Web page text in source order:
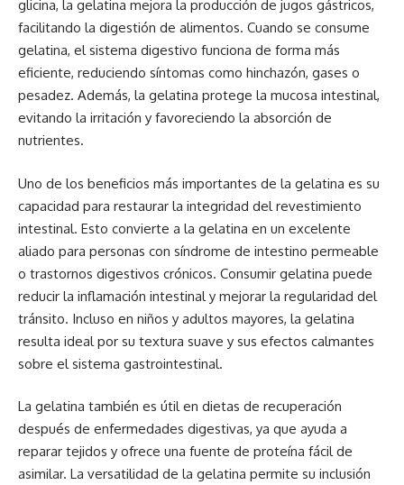
glicina, la gelatina mejora la producción de jugos gástricos,
facilitando la digestión de alimentos. Cuando se consume
gelatina, el sistema digestivo funciona de forma más
eficiente, reduciendo síntomas como hinchazón, gases o
pesadez. Además, la gelatina protege la mucosa intestinal,
evitando la irritación y favoreciendo la absorción de
nutrientes.
Uno de los beneficios más importantes de la gelatina es su
capacidad para restaurar la integridad del revestimiento
intestinal. Esto convierte a la gelatina en un excelente
aliado para personas con síndrome de intestino permeable
o trastornos digestivos crónicos. Consumir gelatina puede
reducir la inflamación intestinal y mejorar la regularidad del
tránsito. Incluso en niños y adultos mayores, la gelatina
resulta ideal por su textura suave y sus efectos calmantes
sobre el sistema gastrointestinal.
La gelatina también es útil en dietas de recuperación
después de enfermedades digestivas, ya que ayuda a
reparar tejidos y ofrece una fuente de proteína fácil de
asimilar. La versatilidad de la gelatina permite su inclusión